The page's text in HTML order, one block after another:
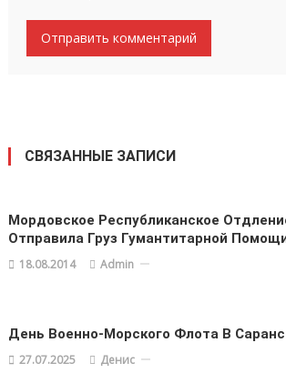
СВЯЗАННЫЕ ЗАПИСИ
Мордовское Республиканское
Отправила Груз Гумантитарной
18.08.2014 Admin
День Военно-Морского Флота В
27.07.2025 Денис